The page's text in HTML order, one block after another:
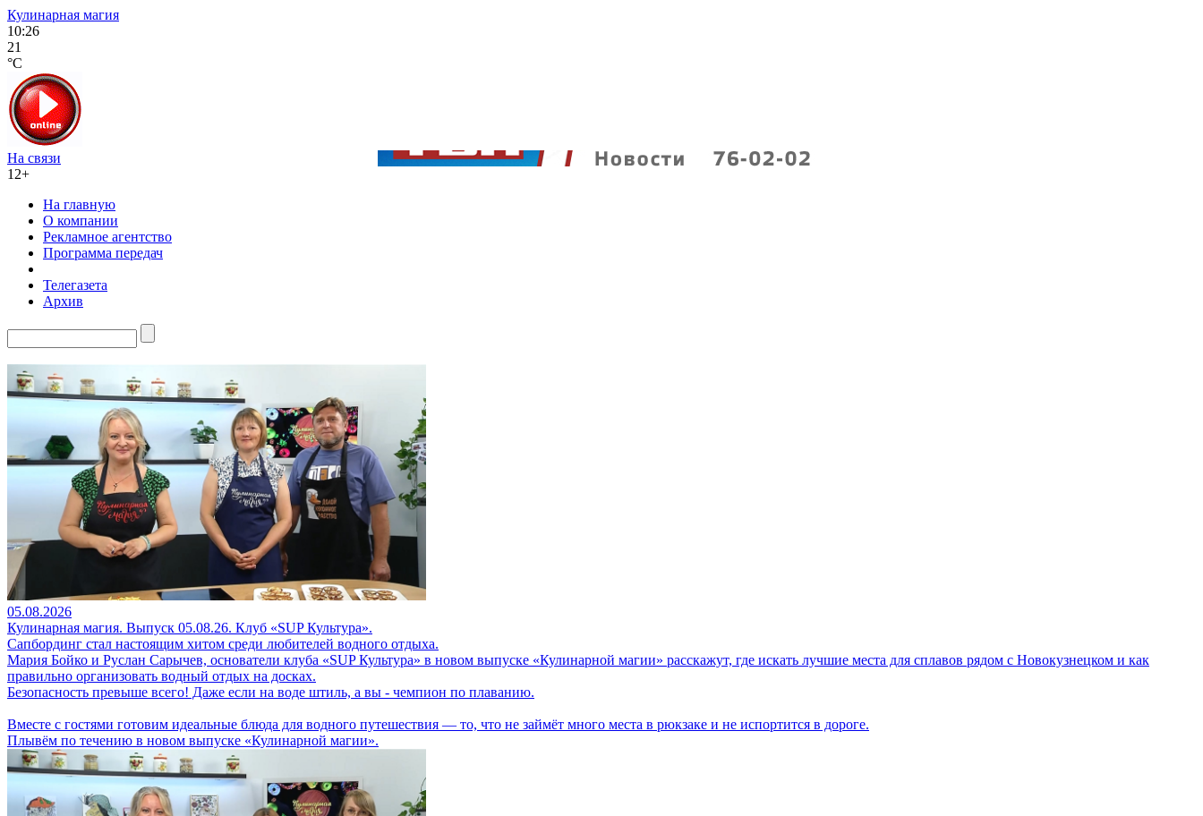
Кулинарная магия
10:26
21
°C
На связи
12+
На главную
О компании
Рекламное агентство
Программа передач
Телегазета
Архив
05.08.2026
Кулинарная магия. Выпуск 05.08.26. Клуб «SUP Культура».
Сапбординг стал настоящим хитом среди любителей водного отдыха.
Мария Бойко и Руслан Сарычев, основатели клуба «SUP Культура» в новом выпуске «Кулинарной магии» расскажут, где искать лучшие места для сплавов рядом с Новокузнецком и как
правильно организовать водный отдых на досках.
Безопасность превыше всего! Даже если на воде штиль, а вы - чемпион по плаванию.
Вместе с гостями готовим идеальные блюда для водного путешествия — то, что не займёт много места в рюкзаке и не испортится в дороге.
Плывём по течению в новом выпуске «Кулинарной магии».